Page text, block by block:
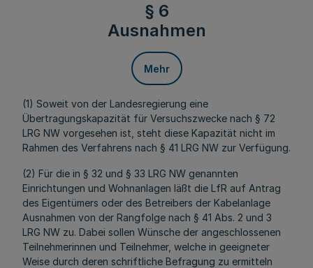
§ 6
Ausnahmen
Mehr
(1) Soweit von der Landesregierung eine
Übertragungskapazität für Versuchszwecke nach § 72
LRG NW vorgesehen ist, steht diese Kapazität nicht im
Rahmen des Verfahrens nach § 41 LRG NW zur Verfügung.
(2) Für die in § 32 und § 33 LRG NW genannten
Einrichtungen und Wohnanlagen läßt die LfR auf Antrag
des Eigentümers oder des Betreibers der Kabelanlage
Ausnahmen von der Rangfolge nach § 41 Abs. 2 und 3
LRG NW zu. Dabei sollen Wünsche der angeschlossenen
Teilnehmerinnen und Teilnehmer, welche in geeigneter
Weise durch deren schriftliche Befragung zu ermitteln